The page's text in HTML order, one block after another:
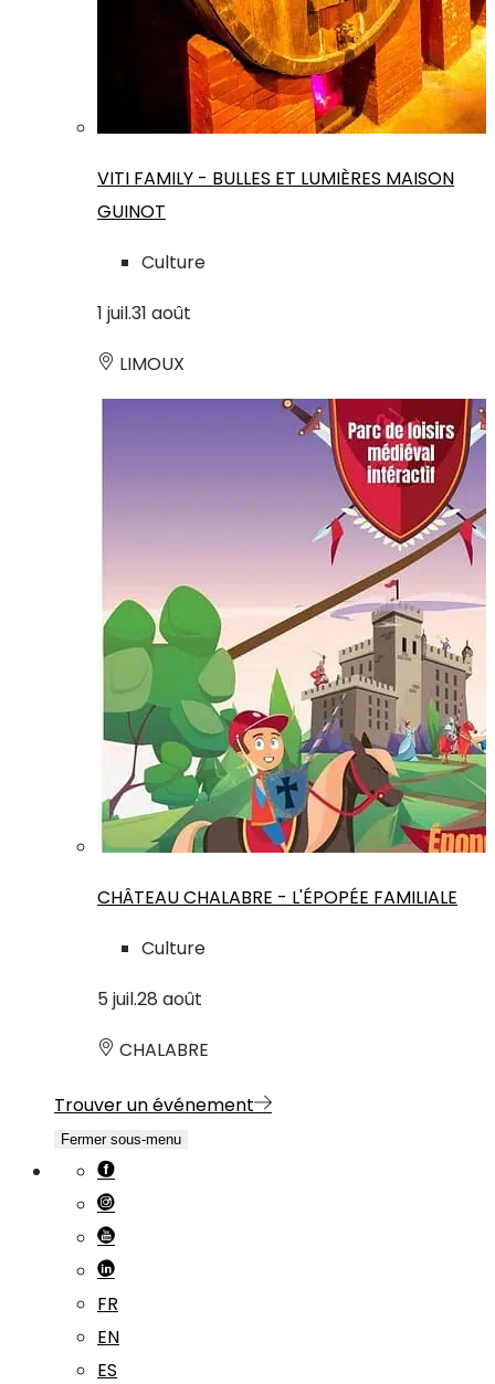
VITI FAMILY - BULLES ET LUMIÈRES MAISON
GUINOT
Culture
1 juil.31 août
LIMOUX
CHÂTEAU CHALABRE - L'ÉPOPÉE FAMILIALE
Culture
5 juil.28 août
CHALABRE
Trouver un événement
Fermer sous-menu
FR
EN
ES